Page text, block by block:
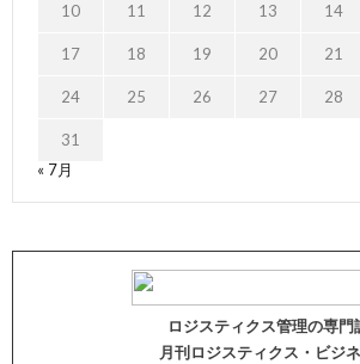
10 11 12 13 14
17 18 19 20 21
24 25 26 27 28
31
« 7月
ロジスティクス管理の専門
月刊ロジスティクス・ビジ